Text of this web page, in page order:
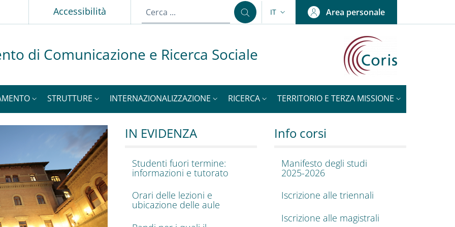
Accessibilità SELETTORE LINGUA: CURRENT LANGUAGE
IT Area personale
di Comunicazione e Ricerca Sociale
STRUTTURE INTERNAZIONALIZZAZIONE RICERCA TERRITORIO E TERZA MISSIONE
e Ricerca Sociale
CORIS IN EVIDENZA
Studenti fuori termine:
informazioni e tutorato
Orari delle lezioni e
ubicazione delle aule
Info corsi
Manifesto degli studi
2025-2026
Iscrizione alle triennali
Iscrizione alle magistrali